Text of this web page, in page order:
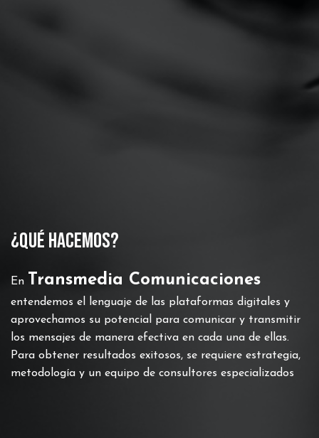
¿Qué hacemos?
En Transmedia Comunicaciones
entendemos el lenguaje de las plataformas digitales y
aprovechamos su potencial para comunicar y transmitir
los mensajes de manera efectiva en cada una de ellas.
Para obtener resultados exitosos, se requiere estrategia,
metodología y un equipo de consultores especializados